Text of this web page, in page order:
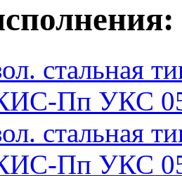
стальная
Пп УКС
стальная
Пп УКС